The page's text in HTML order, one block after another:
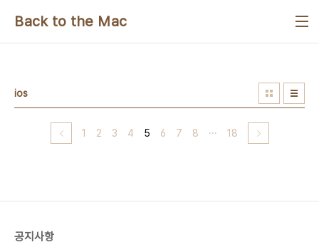
Back to the Mac
ios
1 2 3 4 5 6 7 8 ··· 18
공지사항